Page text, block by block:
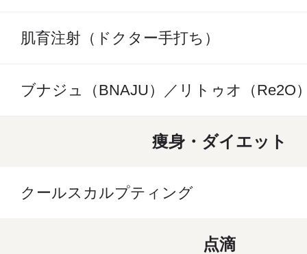
肌育注射（ドクター手打ち）
ブナジュ（BNAJU）／リトゥオ（Re2O
痩身・ダイエット
クールスカルプティング
点滴